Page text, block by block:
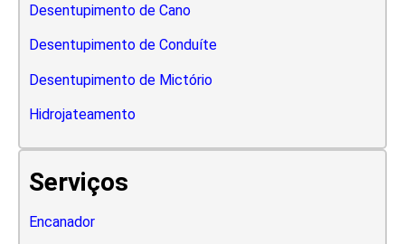
Desentupimento de Cano
Desentupimento de Conduíte
Desentupimento de Mictório
Hidrojateamento
Serviços
Encanador